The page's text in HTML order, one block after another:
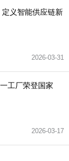
义智能供应链新
2026-03-31
工厂荣登国家
2026-03-17